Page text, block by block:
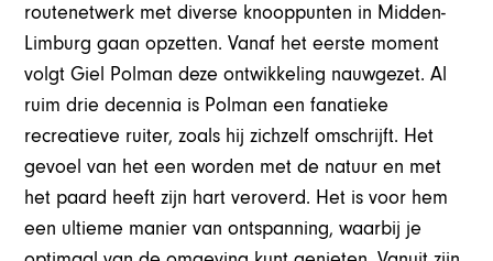
routenetwerk met diverse knooppunten in Midden-
Limburg gaan opzetten. Vanaf het eerste moment
volgt Giel Polman deze ontwikkeling nauwgezet. Al
ruim drie decennia is Polman een fanatieke
recreatieve ruiter, zoals hij zichzelf omschrijft. Het
gevoel van het een worden met de natuur en met
het paard heeft zijn hart veroverd. Het is voor hem
een ultieme manier van ontspanning, waarbij je